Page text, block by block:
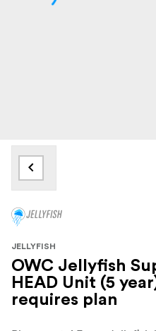
JELLYFISH
OWC Jellyfish
HEAD Unit (5
requires plan